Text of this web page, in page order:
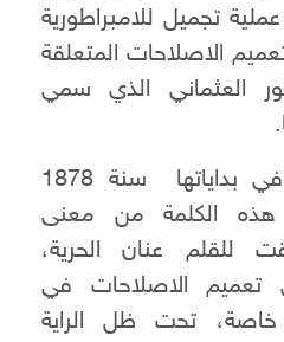
تجميل للامبراطورية
الاصلاحات المتعلقة
العثماني الذي سمي
"لسان الحال" كانت في بداياتها سنة 1878
الكلمة من معنى
للقلم عنان الحرية،
تعميم الاصلاحات في
تحت ظل الراية